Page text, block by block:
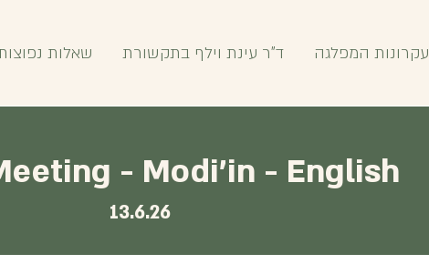
עקרונות המפלגה ד"ר עינת וילף בתקשורת שאלות
- Modi'in - English
13.6.26